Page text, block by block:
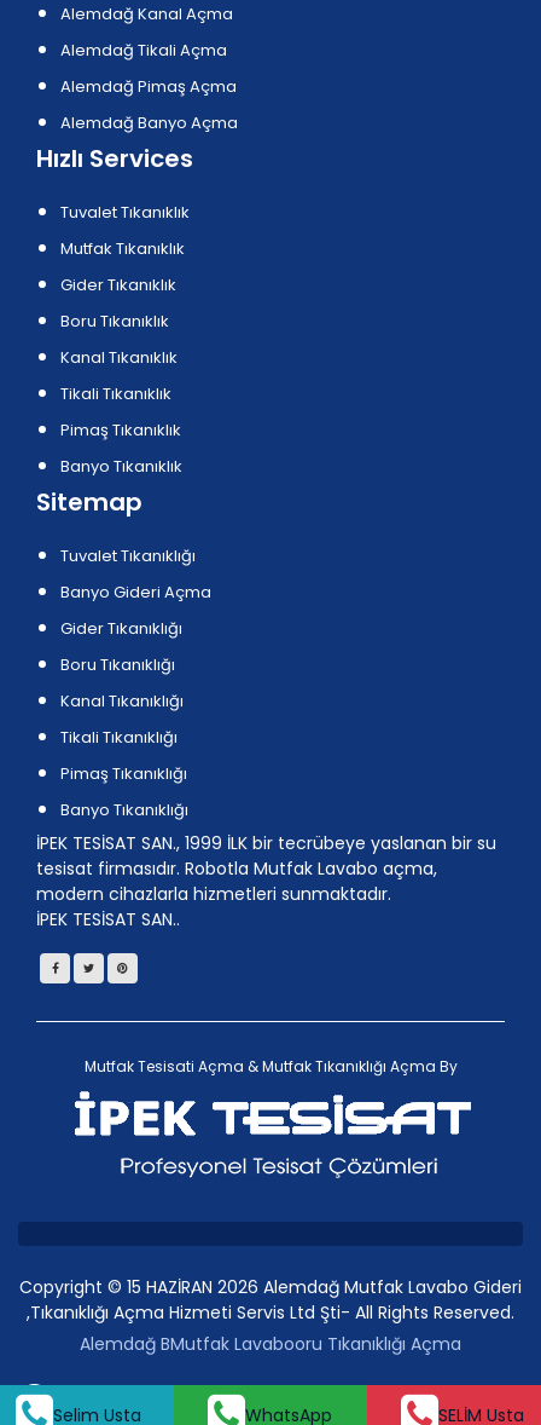
Alemdağ Kanal Açma
Alemdağ Tikali Açma
Alemdağ Pimaş Açma
Alemdağ Banyo Açma
Hızlı Services
Tuvalet Tıkanıklık
Mutfak Tıkanıklık
Gider Tıkanıklık
Boru Tıkanıklık
Kanal Tıkanıklık
Tikali Tıkanıklık
Pimaş Tıkanıklık
Banyo Tıkanıklık
Sitemap
Tuvalet Tıkanıklığı
Banyo Gideri Açma
Gider Tıkanıklığı
Boru Tıkanıklığı
Kanal Tıkanıklığı
Tikali Tıkanıklığı
Pimaş Tıkanıklığı
Banyo Tıkanıklığı
İPEK TESİSAT SAN., 1999 İLK bir tecrübeye yaslanan bir su
tesisat firmasıdır. Robotla Mutfak Lavabo açma,
modern cihazlarla hizmetleri sunmaktadır.
İPEK TESİSAT SAN..
Mutfak Tesisati Açma &Mutfak Tıkanıklığı Açma By
Copyright © 15 HAZİRAN 2026 Alemdağ Mutfak Lavabo Gideri
,Tıkanıklığı Açma Hizmeti Servis Ltd Şti- All Rights Reserved.
Alemdağ BMutfak Lavabooru Tıkanıklığı Açma
Selim Usta WhatsApp SELİM Usta
Whatsap